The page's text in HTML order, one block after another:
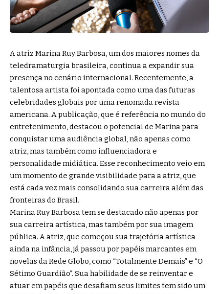
A atriz Marina Ruy Barbosa, um dos maiores nomes da
teledramaturgia brasileira, continua a expandir sua
presença no cenário internacional. Recentemente, a
talentosa artista foi apontada como uma das futuras
celebridades globais por uma renomada revista
americana. A publicação, que é referência no mundo do
entretenimento, destacou o potencial de Marina para
conquistar uma audiência global, não apenas como
atriz, mas também como influenciadora e
personalidade midiática. Esse reconhecimento veio em
um momento de grande visibilidade para a atriz, que
está cada vez mais consolidando sua carreira além das
fronteiras do Brasil.
Marina Ruy Barbosa tem se destacado não apenas por
sua carreira artística, mas também por sua imagem
pública. A atriz, que começou sua trajetória artística
ainda na infância, já passou por papéis marcantes em
novelas da Rede Globo, como “Totalmente Demais” e “O
Sétimo Guardião”. Sua habilidade de se reinventar e
atuar em papéis que desafiam seus limites tem sido um